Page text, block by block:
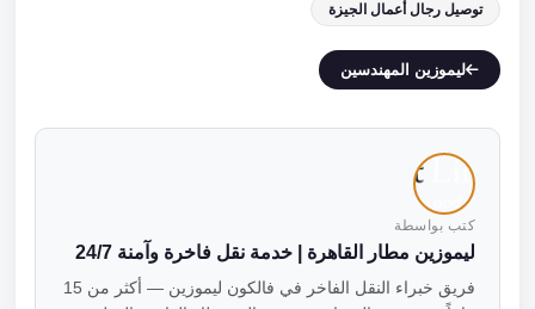
توصيل رجال أعمال الجيزة
ليموزين المهندسين
كتب بواسطة
ليموزين مطار القاهرة | خدمة نقل فاخرة وآمنة 24/7
فريق خبراء النقل الفاخر في فالكون ليموزين — أكثر من 15